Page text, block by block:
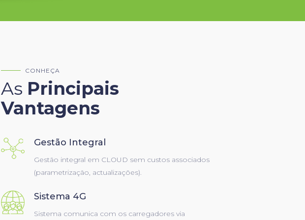
CONHEÇA
As Principais
Vantagens
Gestão Integral
Gestão integral em CLOUD sem custos associados
(parametrização, actualizações).
Sistema 4G
Sistema comunica com os carregadores via